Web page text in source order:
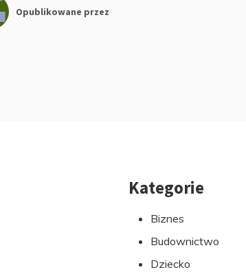
Opublikowane przez
PrzejdźKategorie
Biznes
Budownictwo
Dziecko